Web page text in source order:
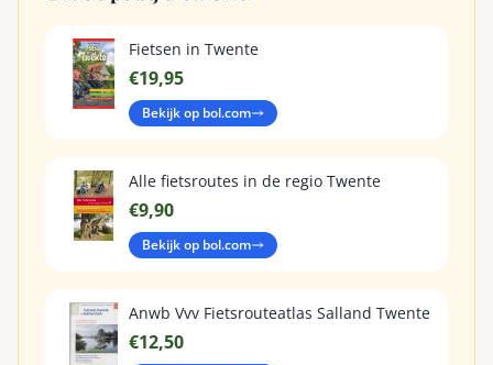
Fietsen in Twente
€19,95
Bekijk op bol.com
Alle fietsroutes in de regio Twente
€9,90
Bekijk op bol.com
Anwb Vvv Fietsrouteatlas Salland Twente
€12,50